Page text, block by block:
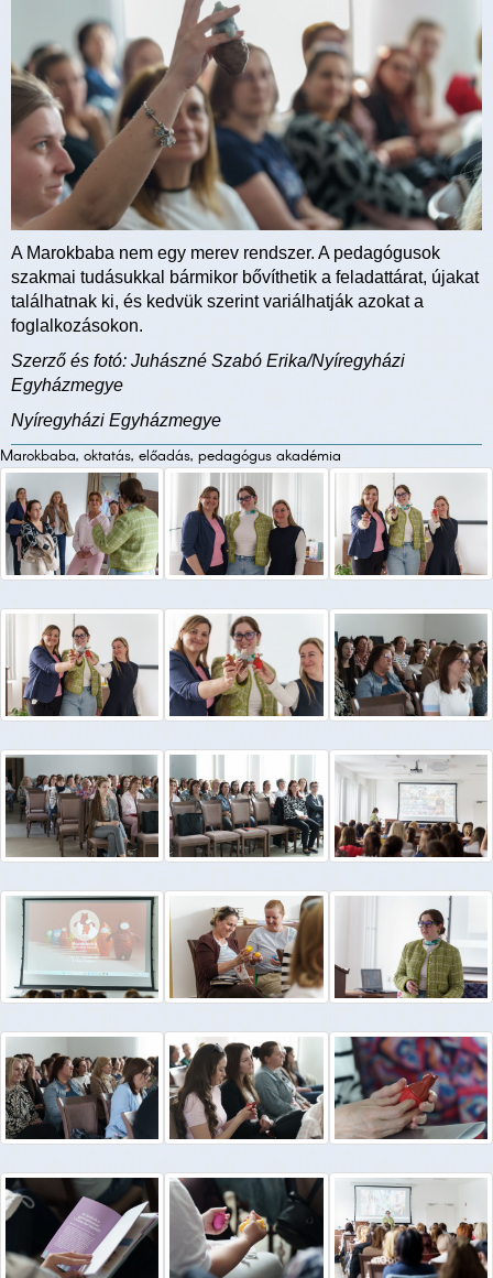
A Marokbaba nem egy merev rendszer. A pedagógusok
szakmai tudásukkal bármikor bővíthetik a feladattárat, újakat
találhatnak ki, és kedvük szerint variálhatják azokat a
foglalkozásokon.
Szerző és fotó: Juhászné Szabó Erika/Nyíregyházi
Egyházmegye
Nyíregyházi Egyházmegye
Marokbaba, oktatás, előadás, pedagógus akadémia